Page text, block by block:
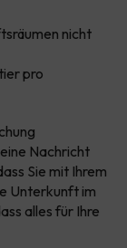
nicht
pro
Nachricht
Sie mit Ihrem
Unterkunft im
alles für Ihre